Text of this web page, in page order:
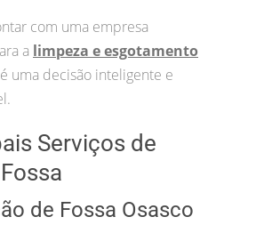
com uma empresa
a limpeza e esgotamento
é uma decisão inteligente e
Serviços de
de Fossa Osasco